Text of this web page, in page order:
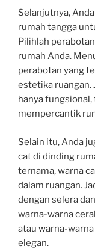
Selanjutnya,
rumah tangga
Pilihlah
rumah Anda.
perabotan yang
estetika ruangan.
hanya
mempercantik
Selain itu, Anda
cat di dinding
ternama, warna
dalam ruangan.
dengan selera
warna-warna
atau warna-
elegan.